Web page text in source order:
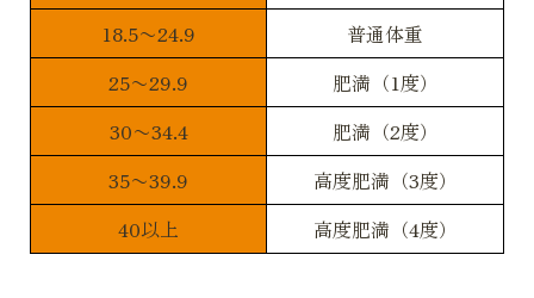
18.5〜24.9
普通体重
25〜29.9
肥満（1度）
30〜34.4
肥満（2度）
35〜39.9
高度肥満（3度）
40以上
高度肥満（4度）